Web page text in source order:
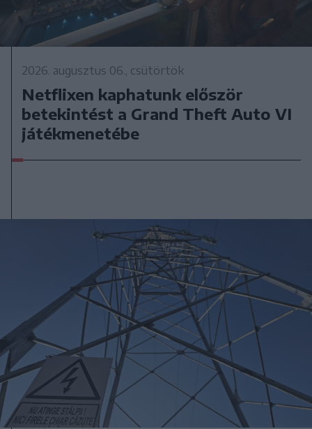
2026. augusztus 06., csütörtök
Netflixen kaphatunk először
betekintést a Grand Theft Auto VI
játékmenetébe